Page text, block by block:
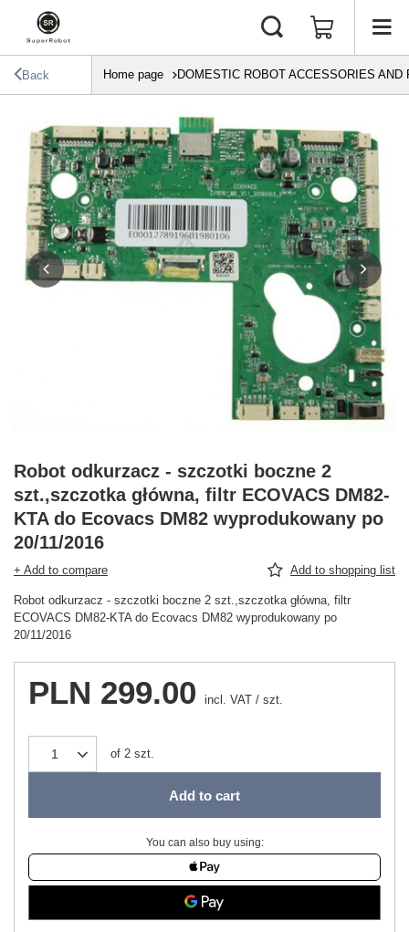
Back Home page DOMESTIC ROBOT ACCESSORIES AND
Robot odkurzacz - szczotki boczne 2
szt.,szczotka główna, filtr ECOVACS DM82-
KTA do Ecovacs DM82 wyprodukowany po
20/11/2016
+ Add to compare Add to shopping list
Robot odkurzacz - szczotki boczne 2 szt.,szczotka główna, filtr
ECOVACS DM82-KTA do Ecovacs DM82 wyprodukowany po
20/11/2016
PLN 299.00 incl. VAT / szt.
of 2 szt.
Add to cart
You can also buy using: